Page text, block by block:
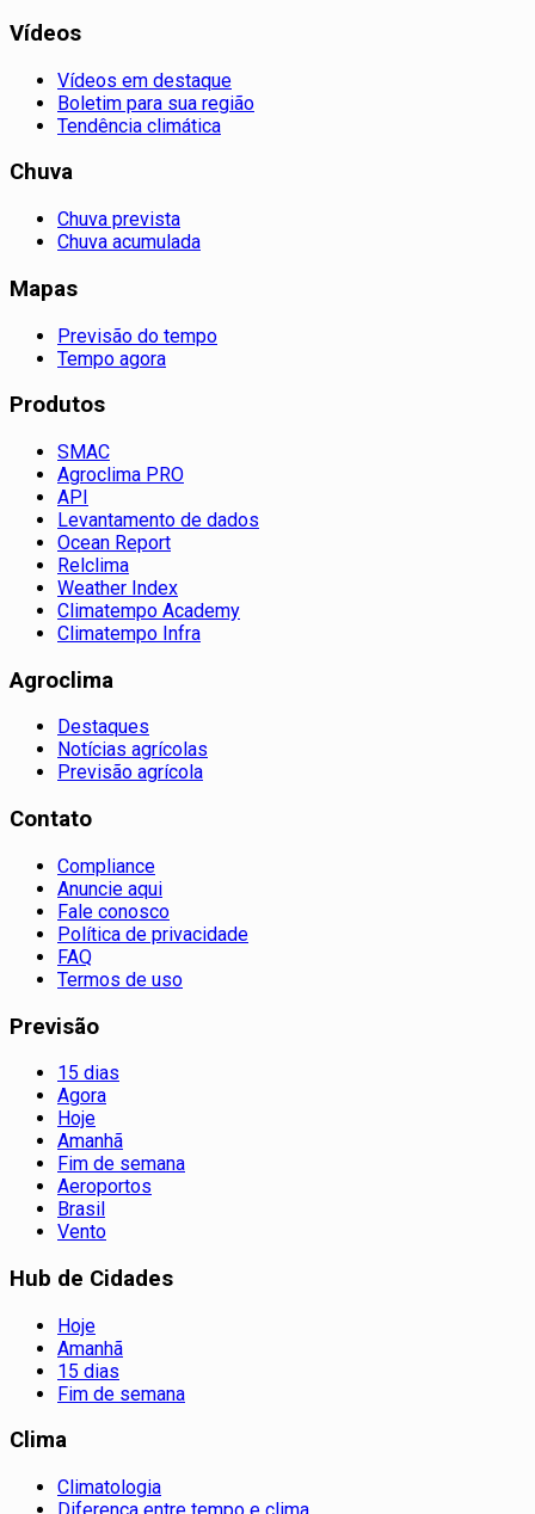
Vídeos
Vídeos em destaque
Boletim para sua região
Tendência climática
Chuva
Chuva prevista
Chuva acumulada
Mapas
Previsão do tempo
Tempo agora
Produtos
SMAC
Agroclima PRO
API
Levantamento de dados
Ocean Report
Relclima
Weather Index
Climatempo Academy
Climatempo Infra
Agroclima
Destaques
Notícias agrícolas
Previsão agrícola
Contato
Compliance
Anuncie aqui
Fale conosco
Política de privacidade
FAQ
Termos de uso
Previsão
15 dias
Agora
Hoje
Amanhã
Fim de semana
Aeroportos
Brasil
Vento
Hub de Cidades
Hoje
Amanhã
15 dias
Fim de semana
Clima
Climatologia